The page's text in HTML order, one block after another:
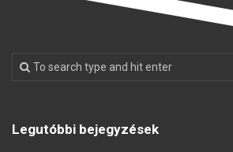
Legutóbbi bejegyzések